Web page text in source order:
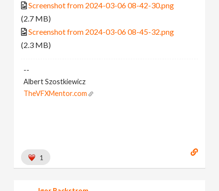
Screenshot from 2024-03-06 08-42-30.png
(2.7 MB)
Screenshot from 2024-03-06 08-45-32.png
(2.3 MB)
--
Albert Szostkiewicz
TheVFXMentor.com
1